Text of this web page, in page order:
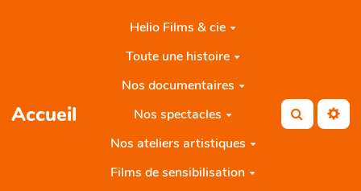
Aller au contenu principal
Accueil
Helio Films & cie
Toute une histoire
Nos documentaires
Nos spectacles
Nos ateliers artistiques
Films de sensibilisation
Rechercher